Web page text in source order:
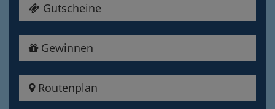
Gutscheine
Gewinnen
Routenplan